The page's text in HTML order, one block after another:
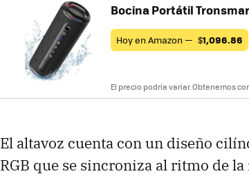
Bocina Portátil
Hoy en Amazon — $1,096.86
El precio podría variar. Obtenemos
El altavoz cuenta con un diseño
RGB que se sincroniza al ritmo de la